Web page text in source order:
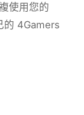
使用您的
的 4Gamers